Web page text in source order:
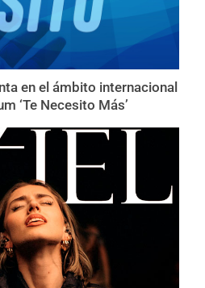
en el ámbito internacional
‘Te Necesito Más’